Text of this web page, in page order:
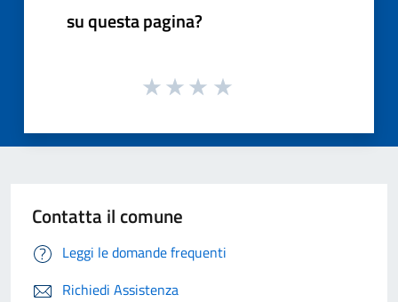
su questa pagina?
Contatta il comune
Leggi le domande frequenti
Richiedi Assistenza